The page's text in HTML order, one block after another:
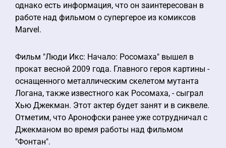
однако есть информация, что он заинтересован в
работе над фильмом о супергерое из комиксов
Marvel.
Фильм "Люди Икс: Начало: Росомаха" вышел в
прокат весной 2009 года. Главного героя картины -
оснащенного металлическим скелетом мутанта
Логана, также известного как Росомаха, - сыграл
Хью Джекман. Этот актер будет занят и в сиквеле.
Отметим, что Аронофски ранее уже сотрудничал с
Джекманом во время работы над фильмом
"Фонтан".